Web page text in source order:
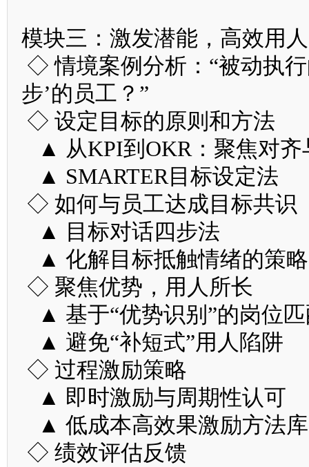
模块三：激发潜能，高效用人
◇ 情境案例分析：“被动执
步’的员工？”
◇ 设定目标的原则和方法
▲ 从KPI到OKR：聚焦对齐
▲ SMARTER目标设定法
◇ 如何与员工达成目标共识
▲ 目标对话四步法
▲ 化解目标抵触情绪的策略
◇ 聚焦优势，用人所长
▲ 基于“优势识别”的岗位
▲ 避免“补短式”用人陷阱
◇ 过程激励策略
▲ 即时激励与周期性认可
▲ 低成本高效果激励方法库
◇ 绩效评估反馈